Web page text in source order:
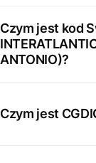
Czym jest kod
ANTONIO)?
Czym jest